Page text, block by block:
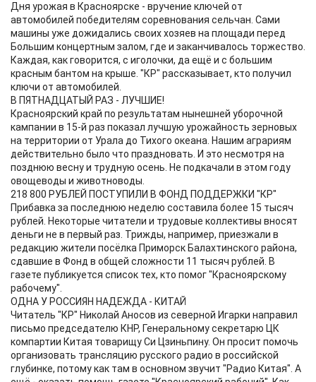
Дня урожая в Красноярске - вручение ключей от
автомобилей победителям соревнования сельчан. Сами
машины уже дожидались своих хозяев на площади перед
Большим концертным залом, где и заканчивалось торжество.
Каждая, как говорится, с иголочки, да ещё и с большим
красным бантом на крыше. "КР" рассказывает, кто получил
ключи от автомобилей.
В ПЯТНАДЦАТЫЙ РАЗ - ЛУЧШИЕ!
Красноярский край по результатам нынешней уборочной
кампании в 15-й раз показал лучшую урожайность зерновых
на территории от Урала до Тихого океана. Нашим аграриям
действительно было что праздновать. И это несмотря на
позднюю весну и трудную осень. Не подкачали в этом году
овощеводы и животноводы.
218 800 РУБЛЕЙ ПОСТУПИЛИ В ФОНД ПОДДЕРЖКИ "КР"
Прибавка за последнюю неделю составила более 15 тысяч
рублей. Некоторые читатели и трудовые коллективы вносят
деньги не в первый раз. Трижды, например, приезжали в
редакцию жители посёлка Приморск Балахтинского района,
сдавшие в Фонд в общей сложности 11 тысяч рублей. В
газете публикуется список тех, кто помог "Красноярскому
рабочему".
ОДНА У РОССИЯН НАДЕЖДА - КИТАЙ
Читатель "КР" Николай Аносов из северной Игарки направил
письмо председателю КНР, Генеральному секретарю ЦК
компартии Китая товарищу Си Цзиньпину. Он просит помочь
организовать трансляцию русского радио в российской
глубинке, потому как там в основном звучит "Радио Китая". А